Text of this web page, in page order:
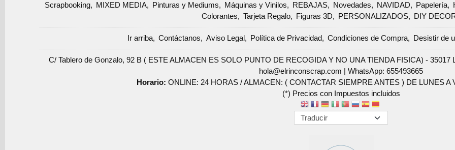
Scrapbooking MIXED MEDIA Pinturas y Mediums Máquinas y Vinilos REBAJAS Novedades NAVIDAD Papelería
Colorantes
Tarjeta Regalo Figuras 3D PERSONALIZADOS DIY
Ir arriba Contáctanos Aviso Legal Política de Privacidad Condiciones de Compra Desistir de
C/ Tablero de Gonzalo, 92 B ( ESTE ALMACEN ES SOLO PUNTO DE RECOGIDA Y NO UNA TIENDA FISICA) -
hola@elrinconscrap.com |WhatsApp: 655493665
Horario:ONLINE: 24 HORAS / ALMACEN: ( CONTACTAR SIEMPRE ANTES ) DE LUNES A
(*) Precios con Impuestos incluidos